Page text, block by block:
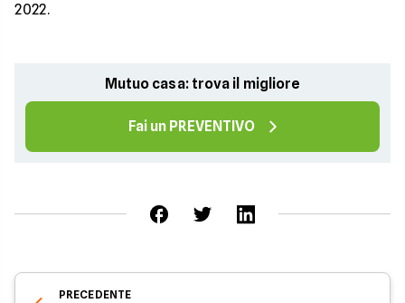
2022.
Mutuo casa: trova il migliore
Fai un PREVENTIVO
PRECEDENTE